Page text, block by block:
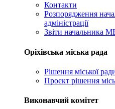
Контакти
Розпорядження
адміністрації
Звіти начальника
Оріхівська міська рада
Рішення міської
Проєкт рішення
Виконавчий комітет